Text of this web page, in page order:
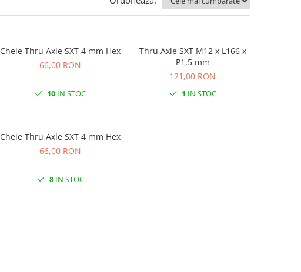
Cheie Thru Axle SXT 4 mm Hex
66,00 RON
10 IN STOC
Thru Axle SXT M12 x L166 x
P1,5 mm
121,00 RON
1 IN STOC
Cheie Thru Axle SXT 4 mm Hex
66,00 RON
8IN STOC